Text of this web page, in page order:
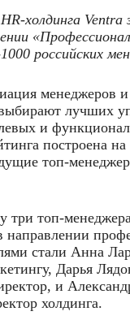
холдинга Ventra
российских
менеджеров
лучших
и
построена
топ-
три топ-
направлении
стали Анна
Дарья
и
холдинга.